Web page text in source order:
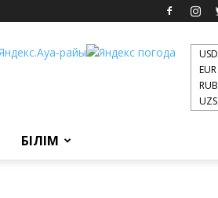
USD
EUR
RUB
UZS
БІЛІМ